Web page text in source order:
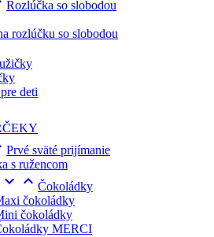
Rozlúčka so slobodou
rozlúčku so slobodou
deti
Prvé sväté prijímanie
s ružencom
  Čokoládky
čokoládky
čokoládky
MERCI